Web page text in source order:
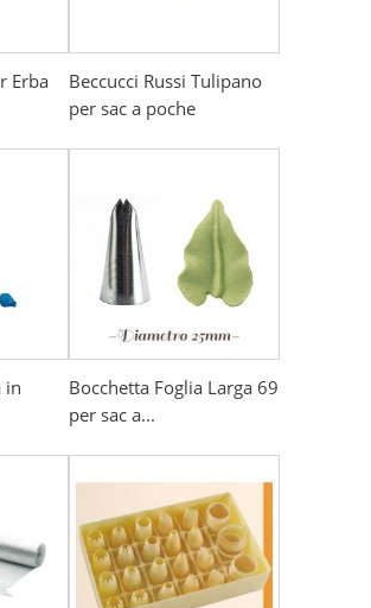
Erba
Beccucci Russi Tulipano
per sac a poche
in
Bocchetta Foglia Larga 69
per sac a...